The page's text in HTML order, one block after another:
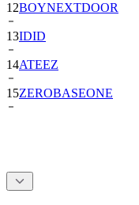
12BOYNEXTDOOR
13IDID
14ATEEZ
15ZEROBASEONE